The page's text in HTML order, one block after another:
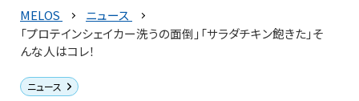
MELOS
ニュース
「プロテインシェイカー洗うの面倒」「サラダチキン飽きた」そ
んな人はコレ！
ニュース